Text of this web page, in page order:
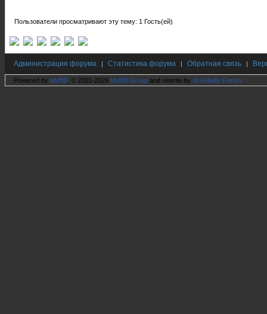
Пользователи просматривают эту тему: 1 Гость(ей)
Администрация форума | Статистика форума | Обратная связь |
Powered by MyBB , © 2001-2026 MyBB Group and rewrite by Hi Fidelity Forum